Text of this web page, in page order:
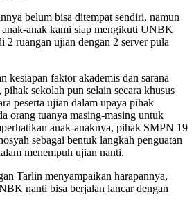
belum bisa ditempat sendiri, namun
anak kami siap mengikuti UNBK
2 ruangan ujian dengan 2 server pula
kesiapan faktor akademis dan sarana
sekolah pun selain secara khusus
peserta ujian dalam upaya pihak
orang tuanya masing-masing untuk
anak-anaknya, pihak SMPN 19
sebagai bentuk langkah penguatan
menempuh ujian nanti.
Tarlin menyampaikan harapannya,
nanti bisa berjalan lancar dengan